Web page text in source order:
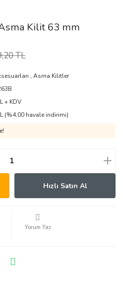
Kilit 63 mm
TL
,Asma Kilitler
+ KDV
(%4,00 havale indirimi)
Hızlı Satın Al
Yorum Yaz